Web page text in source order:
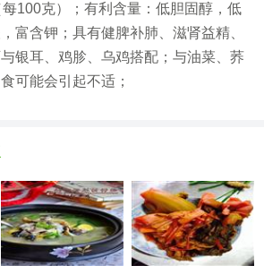
100克）；有利含量：低胆固醇，低
富含钾；具有健脾补肺、滋肾益精、
银耳、鸡胗、乌鸡搭配；与油菜、荞
可能会引起不适；